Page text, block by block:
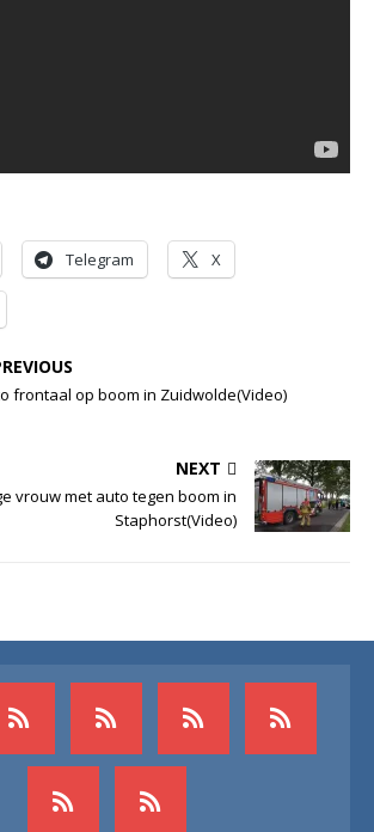
Telegram X
frontaal op boom in Zuidwolde(Video)
NEXT
vrouw met auto tegen boom in
Staphorst(Video)